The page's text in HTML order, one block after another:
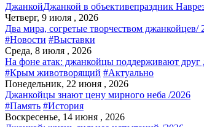
ДжанкойДжанкой в объективепраздник
Четверг, 9 июля , 2026
Два мира, согретые творчеством джанкойцев/
#Новости #Выставки
Среда, 8 июля , 2026
На фоне атак: джанкойцы поддерживают друг
#Крым животворящий #Актуально
Понедельник, 22 июня , 2026
Джанкойцы знают цену мирного неба /2026
#Память #История
Воскресенье, 14 июня , 2026